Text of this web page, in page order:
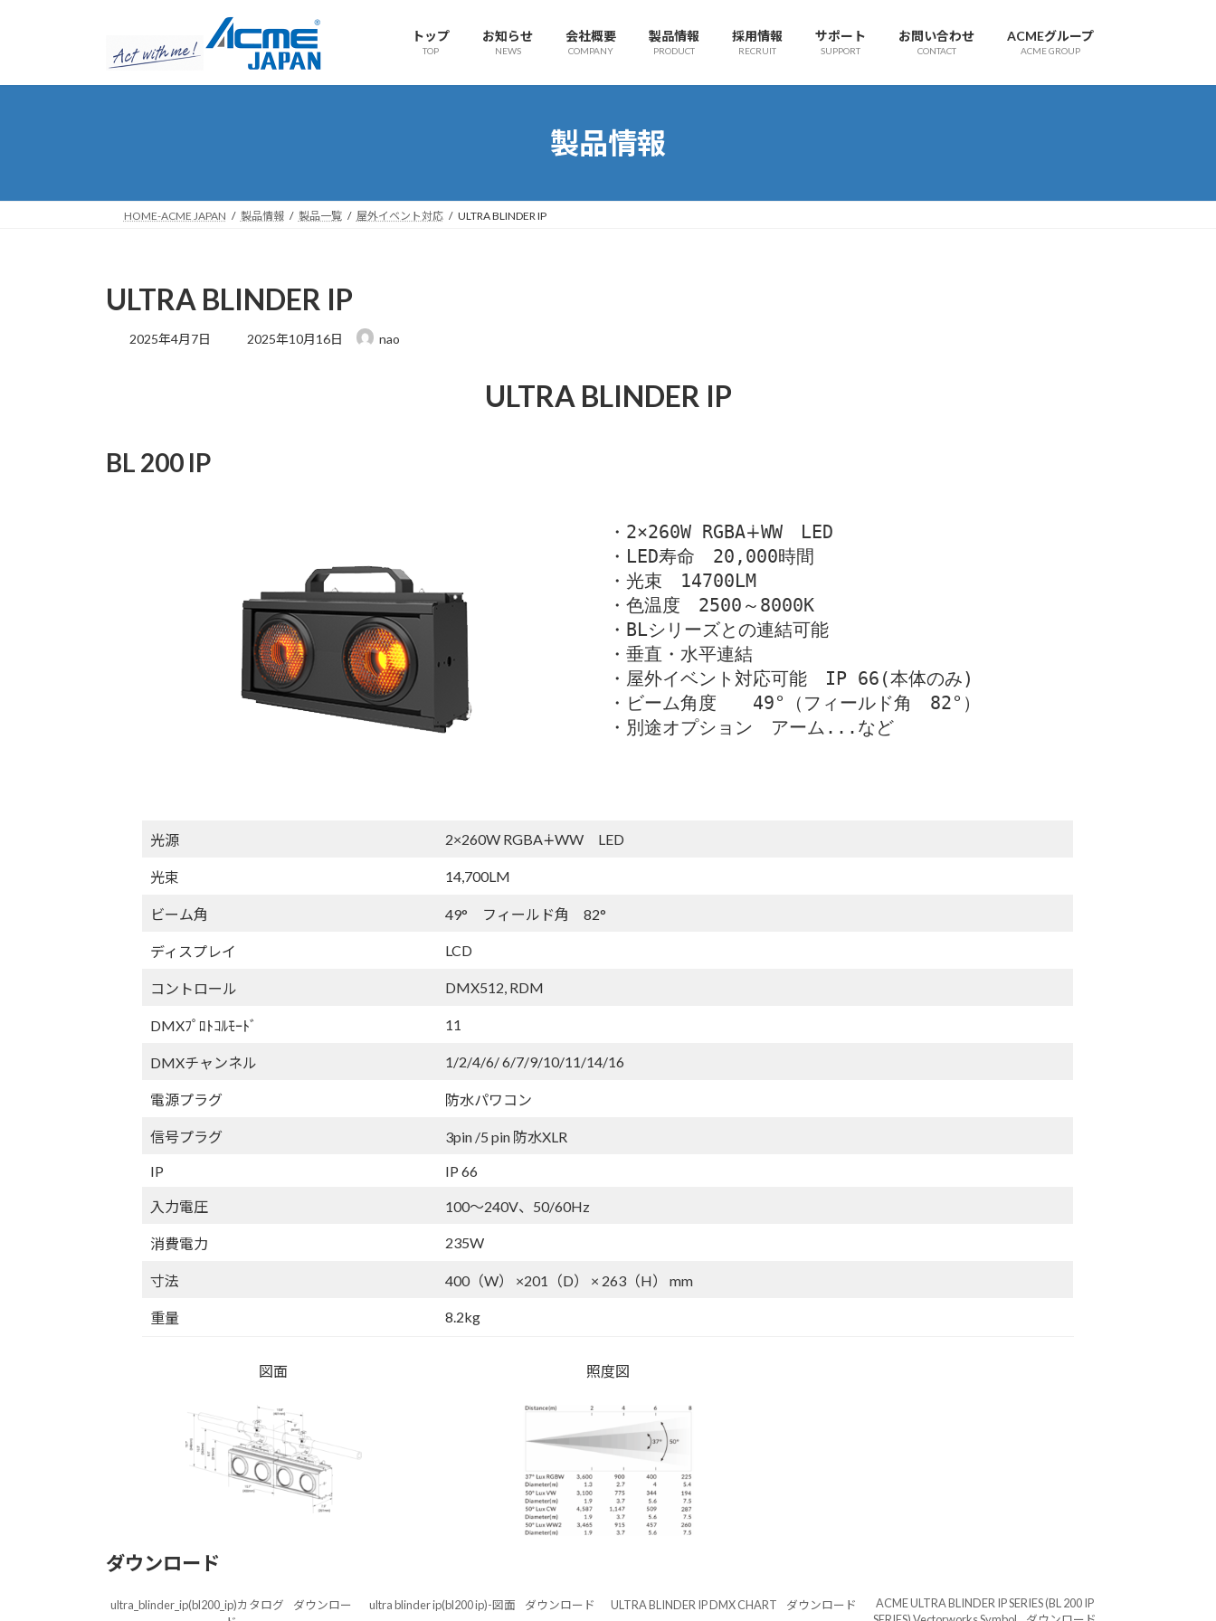
プ
動
トップ
TOP
お知らせ
NEWS
会社概要
COMPANY
製品情報
PRODUCT
採用情報
RECRUIT
サポート
SUPPORT
お問い合わせ
CONTACT
ACMEグループ
ACME GROUP
製品情報
HOME-ACME JAPAN 製品情報 製品一覧 屋外イベント対応 ULTRA BLINDER IP
ULTRA BLINDER IP
2025年4月7日
最
2025年10月16日 nao
ULTRA BLINDER IP
BL 200 IP
・2×260W RGBA∔WW　LED
・LED寿命　20,000時間
・光束　14700LM
・色温度　2500～8000K
・BLシリーズとの連結可能
・垂直・水平連結
・屋外イベント対応可能　IP 66(本体のみ)
・ビーム角度　　49°（フィールド角　82°）
・別途オプション　アーム...など
光源 2×260W RGBA∔WW LED
光束 14,700LM
ビーム角 49° フィールド角 82°
ディスプレイ LCD
コントロール DMX512, RDM
DMXﾌﾟﾛﾄｺﾙﾓｰﾄﾞ 11
DMXチャンネル 1/2/4/6/ 6/7/9/10/11/14/16
電源プラグ 防水パワコン
信号プラグ
3pin /5 pin 防水XLR
IP
IP 66
入力電圧 100～240V、50/60Hz
消費電力 235W
寸法 400（W） ×201（D） × 263（H） mm
重量 8.2kg
図面 照度図
ダウンロード
ultra_blinder_ip(bl200_ip)カタログ
ダウンロー
ultra blinder ip(bl200 ip)-図面 ダウンロード ULTRA BLINDER IP DMX CHART ダウンロード
ACME ULTRA BLINDER IP SERIES (BL 200 IP